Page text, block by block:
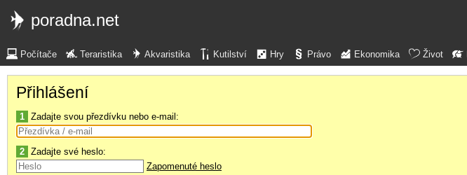
poradna.net
Počítače Teraristika Akvaristika Kutilství Hry Právo Ekonomika Život
Přihlášení
1 Zadajte svou přezdívku nebo e-mail:
2 Zadajte své heslo:
Zapomenuté heslo